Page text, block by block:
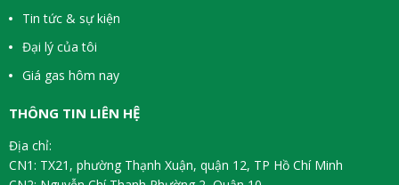
Tin tức & sự kiện
Đại lý của tôi
Giá gas hôm nay
THÔNG TIN LIÊN HỆ
Địa chỉ:
CN1: TX21, phường Thạnh Xuận, quận 12, TP Hồ Chí Minh